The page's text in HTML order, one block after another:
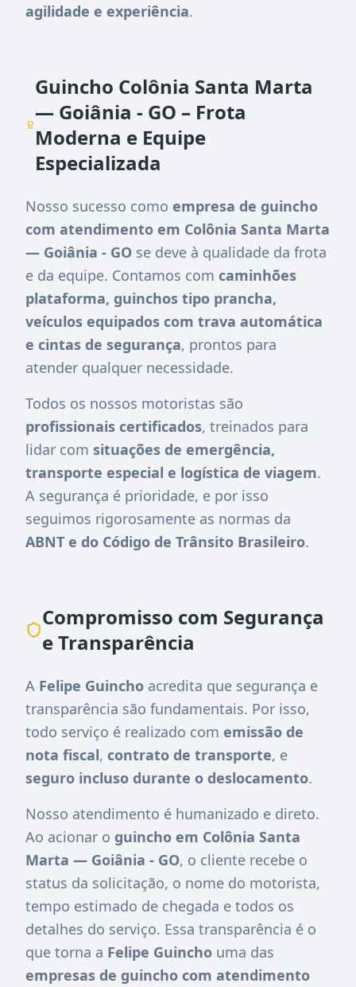
agilidade e experiência.
Guincho Colônia Santa Marta
— Goiânia - GO – Frota
Moderna e Equipe
Especializada
Nosso sucesso como empresa de guincho
com atendimento em Colônia Santa Marta
— Goiânia - GO se deve à qualidade da frota
e da equipe. Contamos com caminhões
plataforma, guinchos tipo prancha,
veículos equipados com trava automática
e cintas de segurança, prontos para
atender qualquer necessidade.
Todos os nossos motoristas são
profissionais certificados, treinados para
lidar com situações de emergência,
transporte especial e logística de viagem.
A segurança é prioridade, e por isso
seguimos rigorosamente as normas da
ABNT e do Código de Trânsito Brasileiro.
Compromisso com Segurança
e Transparência
A Felipe Guincho acredita que segurança e
transparência são fundamentais. Por isso,
todo serviço é realizado com emissão de
nota fiscal, contrato de transporte, e
seguro incluso durante o deslocamento.
Nosso atendimento é humanizado e direto.
Ao acionar o guincho em Colônia Santa
Marta — Goiânia - GO, o cliente recebe o
status da solicitação, o nome do motorista,
tempo estimado de chegada e todos os
detalhes do serviço. Essa transparência é o
que torna a Felipe Guincho uma das
empresas de guincho com atendimento